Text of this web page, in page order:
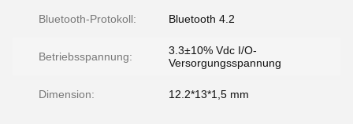
Bluetooth-Protokoll: Bluetooth 4.2
Betriebsspannung:
3.3±10% Vdc I/O-
Versorgungsspannung
Dimension: 12.2*13*1,5 mm